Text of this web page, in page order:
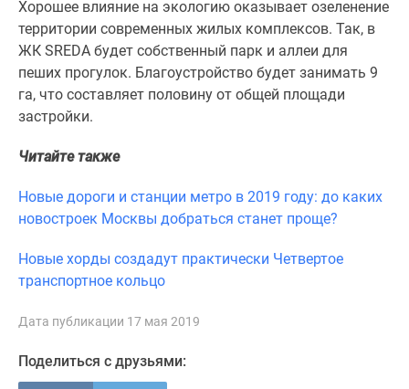
Хорошее влияние на экологию оказывает озеленение
территории современных жилых комплексов. Так, в
ЖК SREDA будет собственный парк и аллеи для
пеших прогулок. Благоустройство будет занимать 9
га, что составляет половину от общей площади
застройки.
Читайте также
Новые дороги и станции метро в 2019 году: до каких
новостроек Москвы добраться станет проще?
Новые хорды создадут практически Четвертое
транспортное кольцо
Дата публикации 17 мая 2019
Поделиться с друзьями: